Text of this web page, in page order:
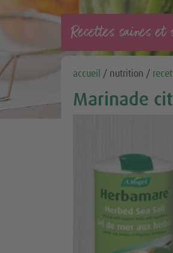
Recettes saines et
accueil / nutrition /
Marinade